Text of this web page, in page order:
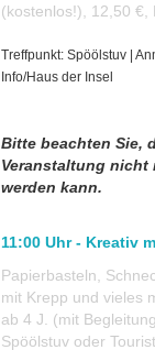
(kostenlos!), 12,50 €,
Treffpunkt: Spöölstuv |
Info/Haus der Insel
Bitte beachten Sie,
Veranstaltung nicht
werden kann.
11:00 Uhr - Kreativ
Papierbasteln,
mit Krepp und vieles
ab 4 J. (mit
Spöölstuv oder